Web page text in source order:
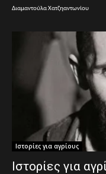
Διαμαντούλα Χατζηαντωνίου
Ιστορίες για αγρίους
Ιστορίες για